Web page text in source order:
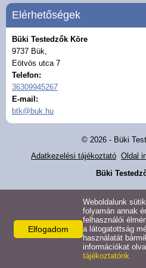
Elérhetőségek
Büki Testedzők Köre
9737 Bük,
Eötvös utca 7
Telefon:
36309945267
E-mail:
btk@buk.hu
© 2026 - Büki
Adatkezelési tájékoztató Oldal
Büki
Elfogadom
Weboldalunk
folyamán annak
felhasználói
a látogatottság
használatát
információkat
tájékoztatónk